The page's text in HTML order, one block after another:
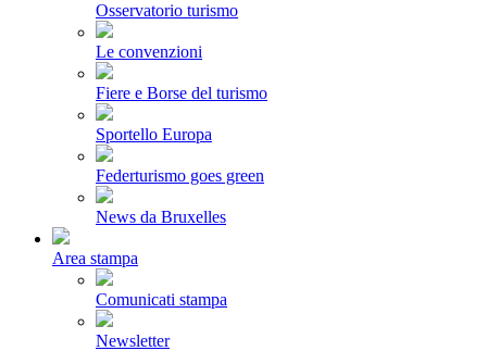
Osservatorio turismo
Le convenzioni
Fiere e Borse del turismo
Sportello Europa
Federturismo goes green
News da Bruxelles
Area stampa
Comunicati stampa
Newsletter